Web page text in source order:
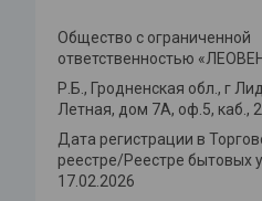
Общество с ограниченной
ответственностью
Р.Б., Гродненская обл., г
Летная, дом 7А, оф.5, каб.,
Дата регистрации в
реестре/Реестре бытовых
17.02.2026